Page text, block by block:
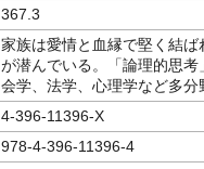
367.3
家族は愛情と血縁で堅く結
が潜んでいる。「論理的思
会学、法学、心理学など多分
4-396-11396-X
978-4-396-11396-4